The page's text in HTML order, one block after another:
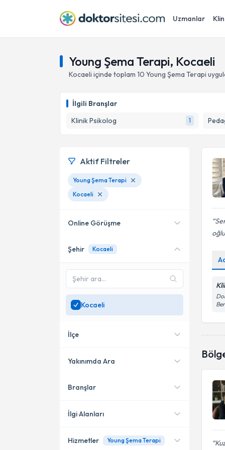
Uzmanlar
Young Şema Terapi, Kocaeli
Kocaeli içinde toplam 10 Young Şema Terapi
İlgili Branşlar
Klinik Psikolog
1
Aktif Filtreler
Young Şema Terapi
Kocaeli
Online Görüşme
Online danışmanlık sunan
SadeceKocaeli
uzman ara
Şehir Kocaeli
Kocaeli
İlçe
İzmit
Yakınımda Ara
Konumuma yakın uzmanları
Branşlar
Klinik Psikolog
İlgi Alanları
Hizmetler Young Şema Terapi